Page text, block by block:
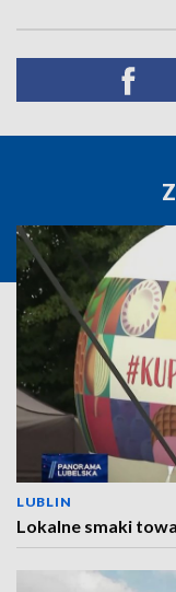
LUBLIN
Lokalne smaki